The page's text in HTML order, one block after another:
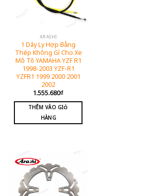
ARASHI
1 Dây Ly Hợp Bằng
Thép Không Gỉ Cho Xe
Mô Tô YAMAHA YZF R1
1998-2003 YZF-R1
YZFR1 1999 2000 2001
2002
1.555.680₫
THÊM VÀO GIỎ
HÀNG